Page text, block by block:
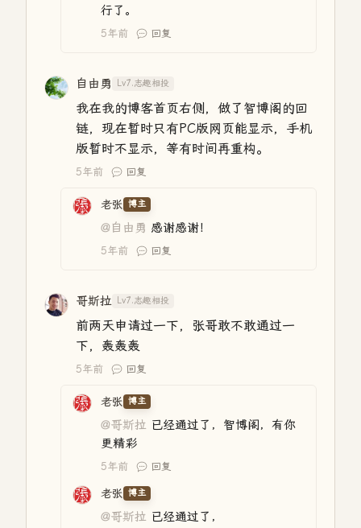
行了。
5年前 回复
自由勇 Lv7.志趣相投
我在我的博客首页右侧，做了智博阁的回
链，现在暂时只有PC版网页能显示，手机
版暂时不显示，等有时间再重构。
5年前 回复
老张 博主
@自由勇 感谢感谢！
5年前 回复
哥斯拉 Lv7.志趣相投
前两天申请过一下，张哥敢不敢通过一
下，轰轰轰
5年前 回复
老张 博主
@哥斯拉 已经通过了，智博阁，有你
更精彩
5年前 回复
老张 博主
@哥斯拉 已经通过了，